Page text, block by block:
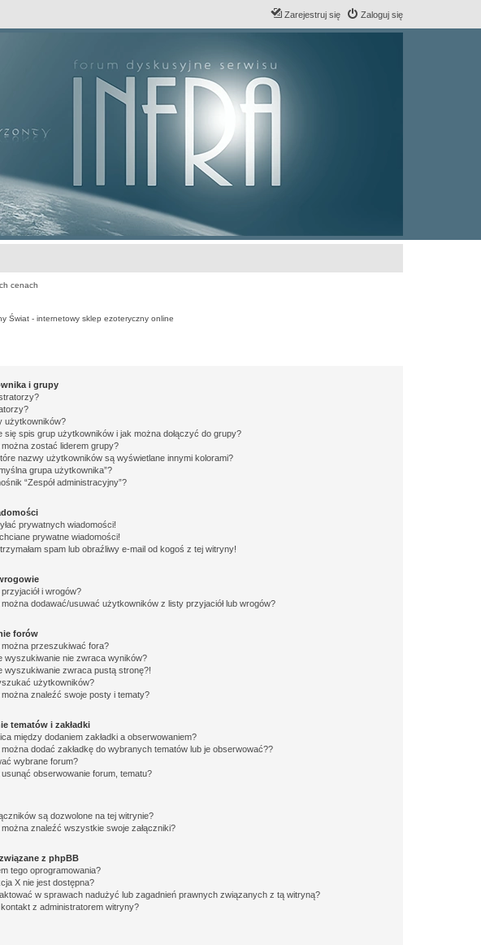
Zaloguj się
Zarejestruj się
Świat - internetowy sklep ezoteryczny online
i grupy
użytkowników?
się spis grup użytkowników i jak można dołączyć do grupy?
zostać liderem grupy?
nazwy użytkowników są wyświetlane innymi kolorami?
grupa użytkownika”?
“Zespół administracyjny”?
prywatnych wiadomości!
prywatne wiadomości!
spam lub obraźliwy e-mail od kogoś z tej witryny!
i wrogów?
dodawać/usuwać użytkowników z listy przyjaciół lub wrogów?
forów
przeszukiwać fora?
wyszukiwanie nie zwraca wyników?
wyszukiwanie zwraca pustą stronę?!
użytkowników?
znaleźć swoje posty i tematy?
tematów i zakładki
między dodaniem zakładki a obserwowaniem?
dodać zakładkę do wybranych tematów lub je obserwować??
wybrane forum?
obserwowanie forum, tematu?
są dozwolone na tej witrynie?
znaleźć wszystkie swoje załączniki?
z phpBB
tego oprogramowania?
X nie jest dostępna?
w sprawach nadużyć lub zagadnień prawnych związanych z tą witryną?
z administratorem witryny?